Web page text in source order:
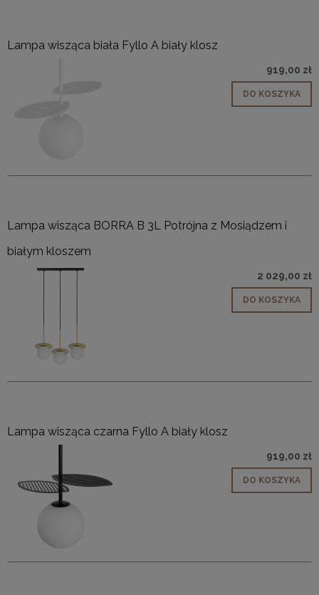
Lampa wisząca biała Fyllo A biały klosz
919,00 zł
DO KOSZYKA
Lampa wisząca BORRA B 3L Potrójna z Mosiądzem i
białym kloszem
2 029,00 zł
DO KOSZYKA
Lampa wisząca czarna Fyllo A biały klosz
919,00 zł
DO KOSZYKA